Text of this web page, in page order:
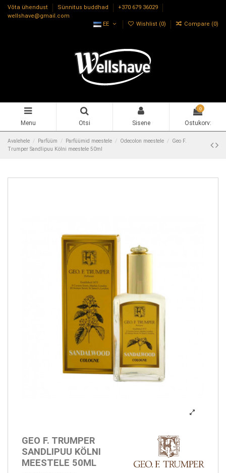
Võta ühendust Sünnitus buddhad
+370 679 36029
wellshave@gmail.com
EE
Wishlist (0) Compare (0)
Menu Otsi Sisene
0
Ostukorv:
Avalehele Parfüüm Parfüümid meestele Odecolon meestele
Geo F.
Trumper Sandlipuu Kölni meestele 50ml
GEO F. TRUMPER
SANDLIPUU KÖLNI
MEESTELE 50ML